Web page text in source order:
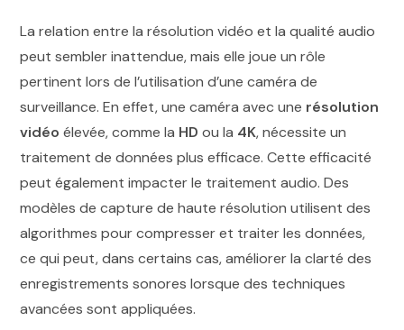
La relation entre la résolution vidéo et la qualité audio
peut sembler inattendue, mais elle joue un rôle
pertinent lors de l’utilisation d’une caméra de
surveillance. En effet, une caméra avec une résolution
vidéo élevée, comme la HD ou la 4K, nécessite un
traitement de données plus efficace. Cette efficacité
peut également impacter le traitement audio. Des
modèles de capture de haute résolution utilisent des
algorithmes pour compresser et traiter les données,
ce qui peut, dans certains cas, améliorer la clarté des
enregistrements sonores lorsque des techniques
avancées sont appliquées.